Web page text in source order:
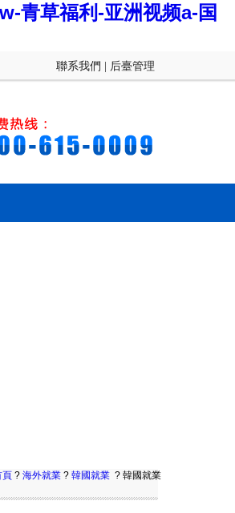
青草福利-亚洲视频a-国
聯系我們 后臺管理
頁 ? 海外就業 ? 韓國就業 ? 韓國就業